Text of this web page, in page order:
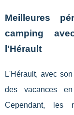
Meilleures
camping
l'Hérault
L'Hérault, avec
des vacances
Cependant, les